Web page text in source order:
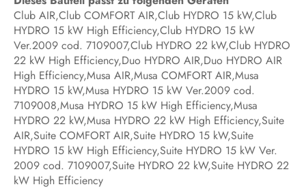
Club AIR,Club COMFORT AIR,Club HYDRO 15 kW,Club
HYDRO 15 kW High Efficiency,Club HYDRO 15 kW
Ver.2009 cod. 7109007,Club HYDRO 22 kW,Club HYDRO
22 kW High Efficiency,Duo HYDRO AIR,Duo HYDRO AIR
High Efficiency,Musa AIR,Musa COMFORT AIR,Musa
HYDRO 15 kW,Musa HYDRO 15 kW Ver.2009 cod.
7109008,Musa HYDRO 15 kW High Efficiency,Musa
HYDRO 22 kW,Musa HYDRO 22 kW High Efficiency,Suite
AIR,Suite COMFORT AIR,Suite HYDRO 15 kW,Suite
HYDRO 15 kW High Efficiency,Suite HYDRO 15 kW Ver.
2009 cod. 7109007,Suite HYDRO 22 kW,Suite HYDRO 22
kW High Efficiency